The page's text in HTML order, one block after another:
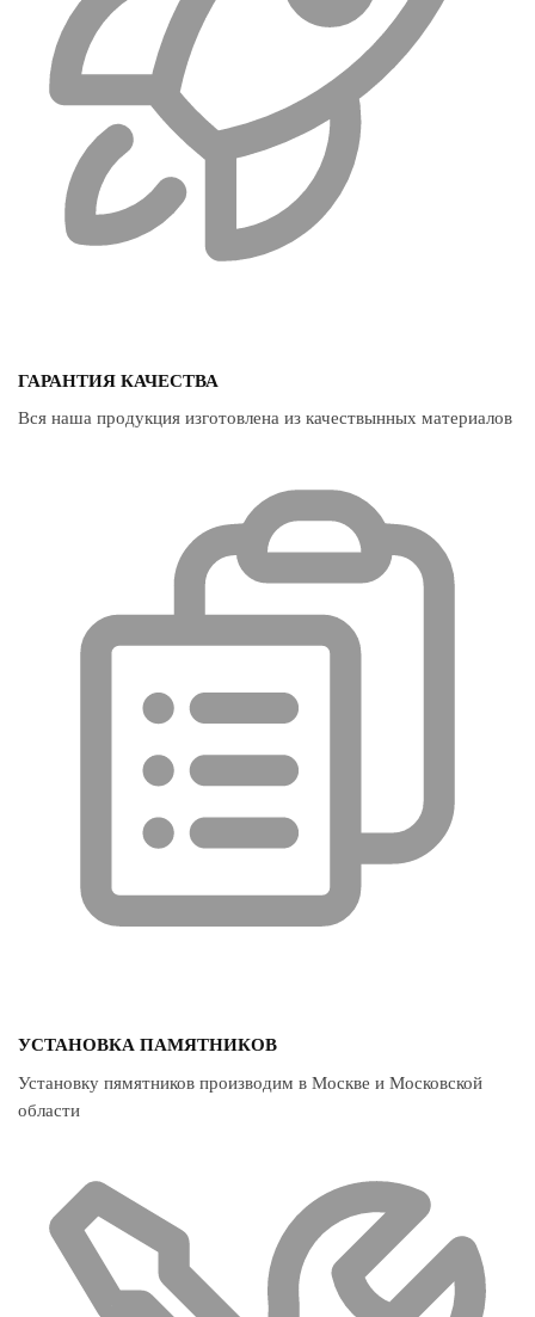
ГАРАНТИЯ КАЧЕСТВА
Вся наша продукция изготовлена из качествынных материалов
УСТАНОВКА ПАМЯТНИКОВ
Установку пямятников производим в Москве и Московской
области